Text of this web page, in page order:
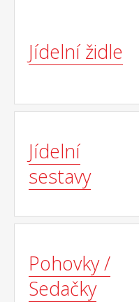
Jídelní židle
Jídelní
sestavy
Pohovky /
Sedačky